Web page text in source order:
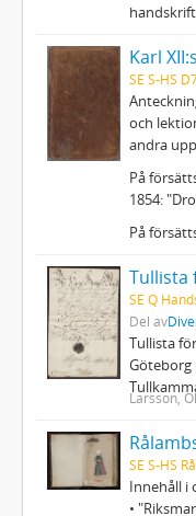
Karl
SE S-HS
och
andra
På
1854:
På
SE Q
Del av
Tullista
Göteborg
Larsson,
SE S-HS
Innehåll i
•